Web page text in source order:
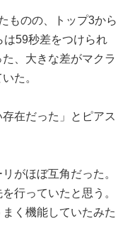
ものの、トップ3から
は59秒差をつけられ
、大きな差がマクラ
た。
在だった」とピアス
がほぼ互角だった。
行っていたと思う。
く機能していたみた